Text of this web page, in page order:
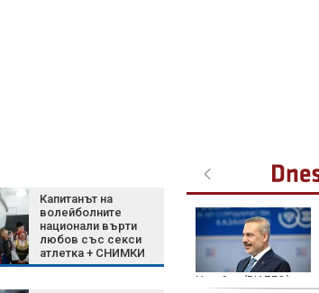
Капитанът на
волейболните
национали върти
любов със секси
атлетка + СНИМКИ
Рецепта за картофи
със сирене и кашкавал
на фурна
Украйна (ВИДЕО)